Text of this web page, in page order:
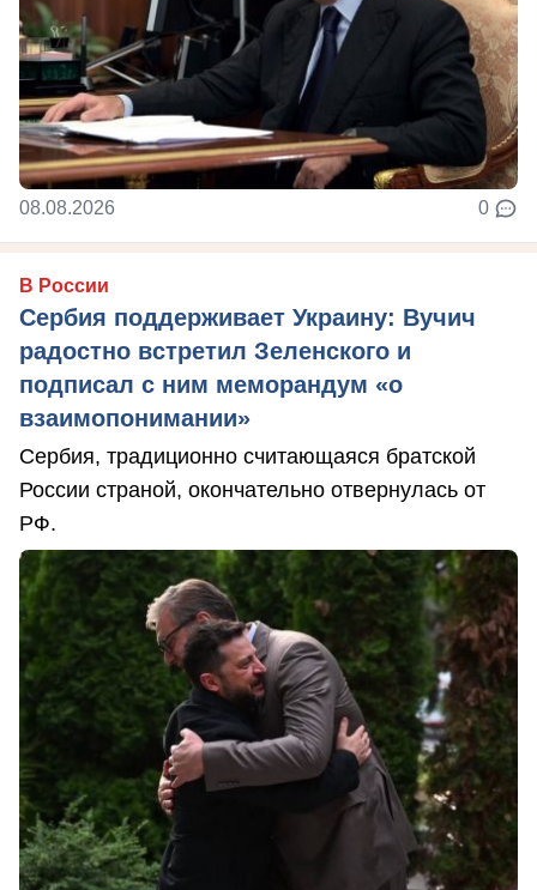
08.08.2026 0
В России
Сербия поддерживает Украину: Вучич
радостно встретил Зеленского и
подписал с ним меморандум «о
взаимопонимании»
Сербия, традиционно считающаяся братской
России страной, окончательно отвернулась от
РФ.